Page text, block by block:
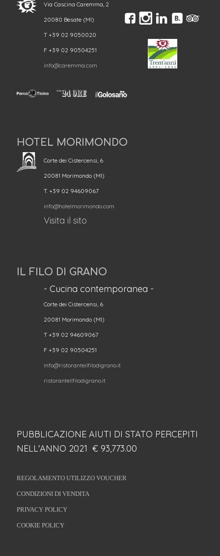
Via Cascina Caremma, 2
20080 Besate (MI)
T +39 02 9050020
F +39 02 90504251
info@caremma.com
HOTEL MORIMONDO
Corte dei Cistercensi, 6
20081 Morimondo (MI)
T. +39 02 94609067
info@hotelmorimondo.com
Visita il sito
IL FILO DI GRANO
- Cucina contemporanea -
Corte dei Cistercensi, 6
20081 Morimondo (MI)
T +39 02 94609067
F +39 02 90504251
info@ristoranteilfilodigrano.it
ristoranteilfilodigrano.it
PUBBLICAZIONE AIUTI DI STATO PERCEPITI
NELL'ANNO 2021 € 93,773.00
REGOLAMENTO UTILIZZO VOUCHER
CONDIZIONI DI VENDITA
PRIVACY POLICY
COOKIE POLICY